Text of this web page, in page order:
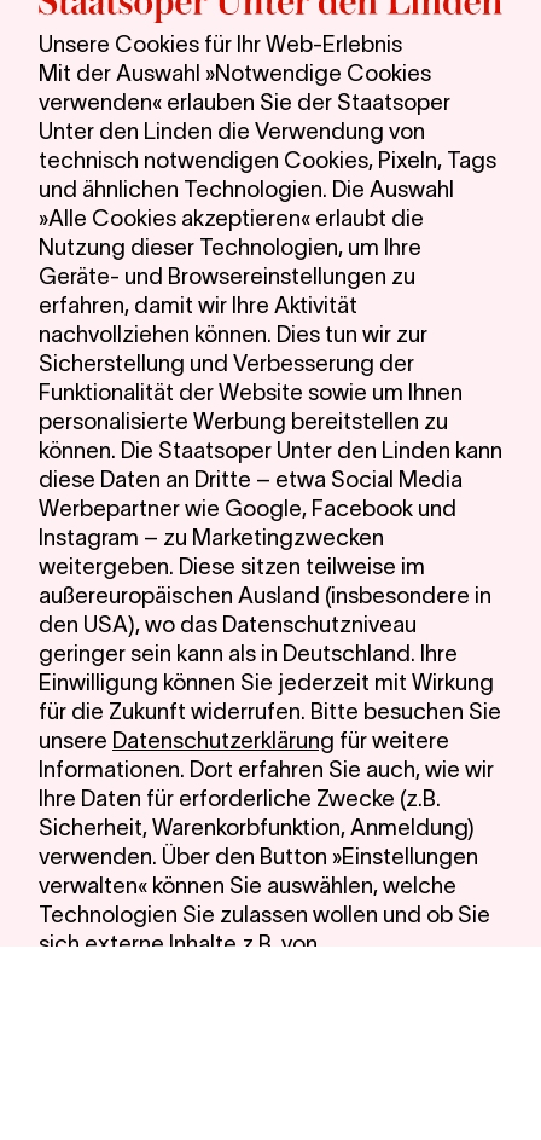
Unsere Cookies für Ihr Web-Erlebnis
Mit der Auswahl »Notwendige Cookies
verwenden« erlauben Sie der Staatsoper
Unter den Linden die Verwendung von
technisch notwendigen Cookies, Pixeln, Tags
und ähnlichen Technologien. Die Auswahl
»Alle Cookies akzeptieren« erlaubt die
Nutzung dieser Technologien, um Ihre
Geräte- und Browsereinstellungen zu
erfahren, damit wir Ihre Aktivität
nachvollziehen können. Dies tun wir zur
Sicherstellung und Verbesserung der
Funktionalität der Website sowie um Ihnen
personalisierte Werbung bereitstellen zu
können. Die Staatsoper Unter den Linden kann
diese Daten an Dritte – etwa Social Media
Werbepartner wie Google, Facebook und
Instagram – zu Marketingzwecken
weitergeben. Diese sitzen teilweise im
außereuropäischen Ausland (insbesondere in
den USA), wo das Datenschutzniveau
geringer sein kann als in Deutschland. Ihre
Einwilligung können Sie jederzeit mit Wirkung
für die Zukunft widerrufen. Bitte besuchen Sie
unsere Datenschutzerklärung für weitere
Informationen. Dort erfahren Sie auch, wie wir
Ihre Daten für erforderliche Zwecke (z.B.
Sicherheit, Warenkorbfunktion, Anmeldung)
verwenden. Über den Button »Einstellungen
verwalten« können Sie auswählen, welche
Technologien Sie zulassen wollen und ob Sie
sich externe Inhalte z.B. von